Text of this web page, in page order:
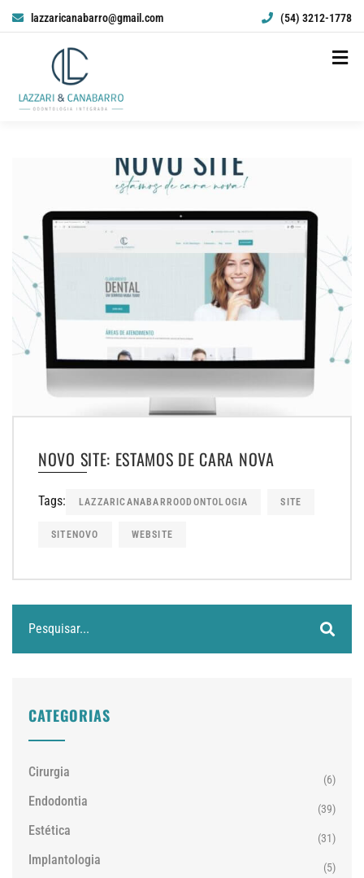
lazzaricanabarro@gmail.com (54) 3212-1778
NOVO SITE: ESTAMOS DE CARA NOVA
Tags: LAZZARICANABARROODONTOLOGIA SITE
SITENOVO WEBSITE
CATEGORIAS
Cirurgia (6)
Endodontia (39)
Estética (31)
Implantologia (5)